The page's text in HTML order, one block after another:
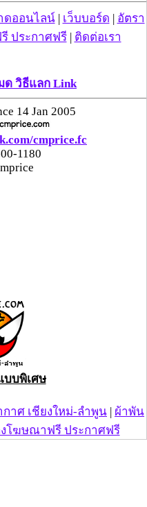
ดออนไลน์| เว็บบอร์ด | อัตรา
ประกาศฟรี| ติดต่อเรา
ด วิธีแลก Link
14 Jan 2005
cmprice.fc
1180
บพิเศษ
กาศ เชียงใหม่-ลำพูน | ผ้าพัน
โฆษณาฟรี ประกาศฟรี